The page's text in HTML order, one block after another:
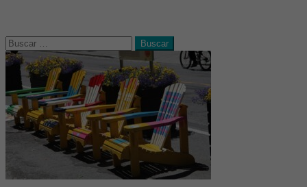
Buscar: